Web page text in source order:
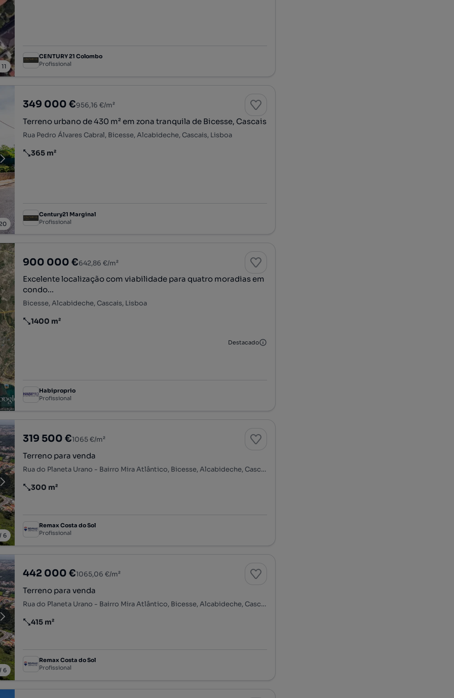
11
CENTURY 21 Colombo
Profissional
349 000 €956,16 €/m²
Terreno urbano de 430 m² em zona tranquila de Bicesse, Cascais
Rua Pedro Álvares Cabral, Bicesse, Alcabideche, Cascais, Lisboa
Preço por metro quadrado
365 m²
Century21 Marginal
Profissional
900 000 €642,86 €/m²
Excelente localização com viabilidade para quatro moradias em
condo...
Bicesse, Alcabideche, Cascais, Lisboa
Preço por metro quadrado
1400 m²
Destacado
Habiproprio
Profissional
6
319 500 €1065 €/m²
Terreno para venda
Rua do Planeta Urano - Bairro Mira Atlântico, Bicesse, Alcabideche, Cascais, Lisboa
Preço por metro quadrado
300 m²
Remax Costa do Sol
Profissional
6
442 000 €1065,06 €/m²
Terreno para venda
Rua do Planeta Urano - Bairro Mira Atlântico, Bicesse, Alcabideche, Cascais, Lisboa
Preço por metro quadrado
415 m²
Remax Costa do Sol
Profissional